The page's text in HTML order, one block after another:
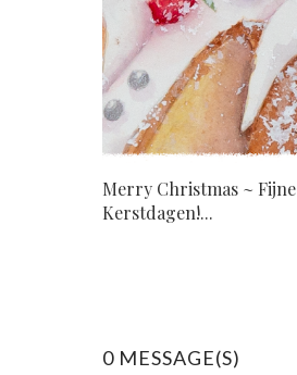
Merry Christmas ~ Fijne
Kerstdagen!...
0 MESSAGE(S)